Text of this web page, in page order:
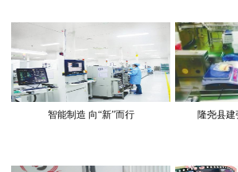
智能制造 向“新”而行 隆尧县